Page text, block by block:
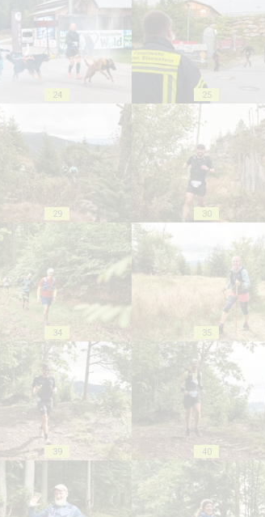
24 25
29 30
34 35
39 40